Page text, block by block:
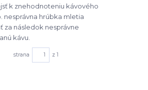
k znehodnoteniu kávového
nesprávna hrúbka mletia
za následok nesprávne
kávu.
strana z 1